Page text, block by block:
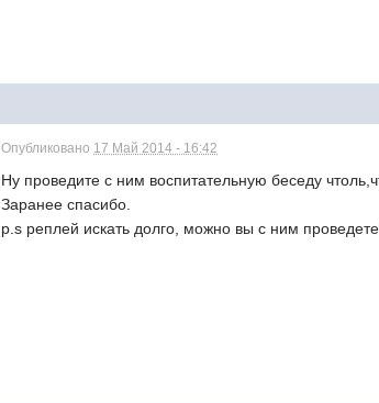
Опубликовано 17 Май 2014 - 16:42
Ну проведите с ним воспитательную беседу
Заранее спасибо.
p.s реплей искать долго, можно вы с ним